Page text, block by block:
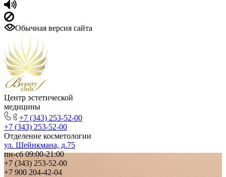
Обычная версия сайта
Центр эстетической
медицины
+7 (343) 253-52-00
+7 (343) 253-52-00
Отделение косметологии
ул. Шейнкмана, д.75
пн-сб 09:00-21:00
+7 (343) 253-52-00
+7 900 204-42-04